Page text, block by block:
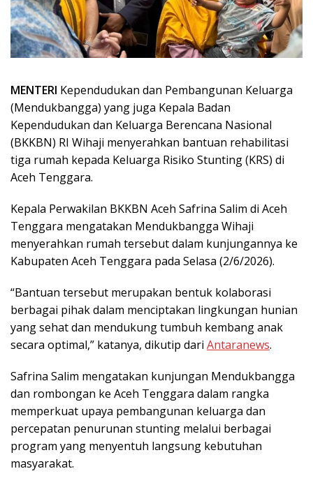
MENTERI Kependudukan dan Pembangunan Keluarga
(Mendukbangga) yang juga Kepala Badan
Kependudukan dan Keluarga Berencana Nasional
(BKKBN) RI Wihaji menyerahkan bantuan rehabilitasi
tiga rumah kepada Keluarga Risiko Stunting (KRS) di
Aceh Tenggara.
Kepala Perwakilan BKKBN Aceh Safrina Salim di Aceh
Tenggara mengatakan Mendukbangga Wihaji
menyerahkan rumah tersebut dalam kunjungannya ke
Kabupaten Aceh Tenggara pada Selasa (2/6/2026).
“Bantuan tersebut merupakan bentuk kolaborasi
berbagai pihak dalam menciptakan lingkungan hunian
yang sehat dan mendukung tumbuh kembang anak
secara optimal,” katanya, dikutip dari Antaranews.
Safrina Salim mengatakan kunjungan Mendukbangga
dan rombongan ke Aceh Tenggara dalam rangka
memperkuat upaya pembangunan keluarga dan
percepatan penurunan stunting melalui berbagai
program yang menyentuh langsung kebutuhan
masyarakat.